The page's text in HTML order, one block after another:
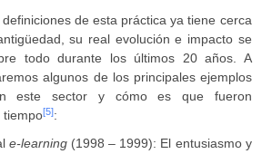
de esta práctica ya tiene cerca
su real evolución e impacto se
todo durante los últimos 20 años. A
algunos de los principales ejemplos
este sector y cómo es que fueron
tiempo[5]:
e-learning (1998 – 1999): El entusiasmo y